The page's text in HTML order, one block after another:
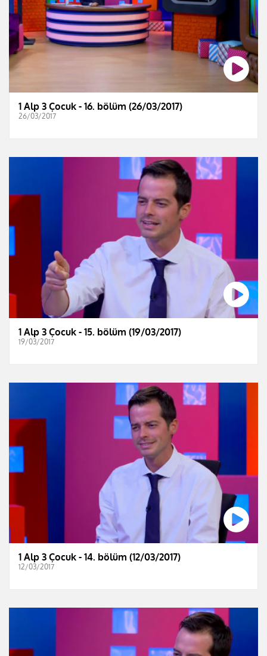
1 Alp 3 Çocuk - 16. bölüm (26/03/2017)
26/03/2017
1 Alp 3 Çocuk - 15. bölüm (19/03/2017)
19/03/2017
1 Alp 3 Çocuk - 14. bölüm (12/03/2017)
12/03/2017